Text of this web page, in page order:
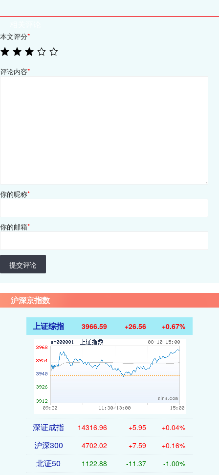
本文评分*
评论内容*
你的昵称*
你的邮箱*
提交评论
沪深京指数
上证综指 3966.59 +26.56 +0.67%
深证成指 14316.96 +5.95 +0.04%
沪深300 4702.02 +7.59 +0.16%
北证50 1122.88 -11.37 -1.00%